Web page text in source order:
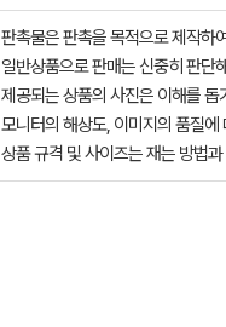
판촉물은 판촉을 목적으로 제작하
일반상품으로 판매는 신중히 판단
제공되는 상품의 사진은 이해를
모니터의 해상도, 이미지의 품질
상품 규격 및 사이즈는 재는 방법